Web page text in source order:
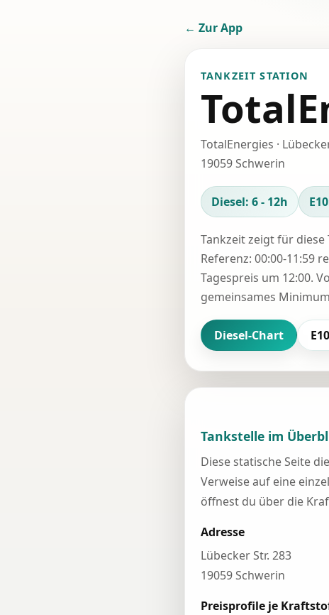
← Zur App
TANKZEIT STATION
TotalEnergies ·
19059 Schwerin
Diesel: 6 - 12h
Tankzeit zeigt für
Referenz: 00:00-11:59
Tagespreis um 12:00.
gemeinsames
Diesel-Chart
Tankstelle im
Diese statische Seite
Verweise auf eine
öffnest du über die
Adresse
Lübecker Str. 283
19059 Schwerin
Preisprofile je